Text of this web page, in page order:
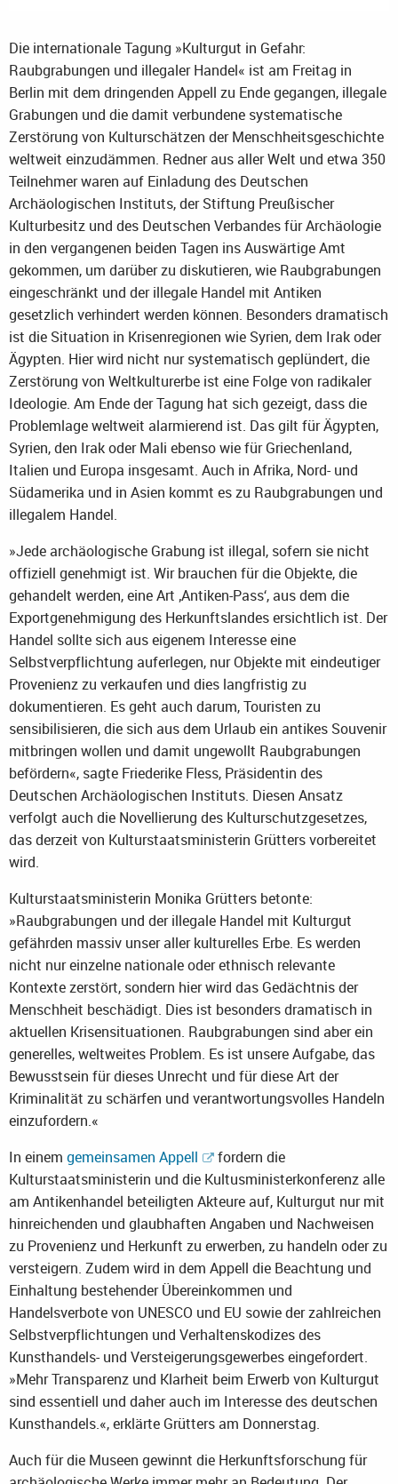
Die internationale Tagung »Kulturgut in Gefahr:
Raubgrabungen und illegaler Handel« ist am Freitag in
Berlin mit dem dringenden Appell zu Ende gegangen, illegale
Grabungen und die damit verbundene systematische
Zerstörung von Kulturschätzen der Menschheitsgeschichte
weltweit einzudämmen. Redner aus aller Welt und etwa 350
Teilnehmer waren auf Einladung des Deutschen
Archäologischen Instituts, der Stiftung Preußischer
Kulturbesitz und des Deutschen Verbandes für Archäologie
in den vergangenen beiden Tagen ins Auswärtige Amt
gekommen, um darüber zu diskutieren, wie Raubgrabungen
eingeschränkt und der illegale Handel mit Antiken
gesetzlich verhindert werden können. Besonders dramatisch
ist die Situation in Krisenregionen wie Syrien, dem Irak oder
Ägypten. Hier wird nicht nur systematisch geplündert, die
Zerstörung von Weltkulturerbe ist eine Folge von radikaler
Ideologie. Am Ende der Tagung hat sich gezeigt, dass die
Problemlage weltweit alarmierend ist. Das gilt für Ägypten,
Syrien, den Irak oder Mali ebenso wie für Griechenland,
Italien und Europa insgesamt. Auch in Afrika, Nord- und
Südamerika und in Asien kommt es zu Raubgrabungen und
illegalem Handel.
»Jede archäologische Grabung ist illegal, sofern sie nicht
offiziell genehmigt ist. Wir brauchen für die Objekte, die
gehandelt werden, eine Art ‚Antiken-Pass‘, aus dem die
Exportgenehmigung des Herkunftslandes ersichtlich ist. Der
Handel sollte sich aus eigenem Interesse eine
Selbstverpflichtung auferlegen, nur Objekte mit eindeutiger
Provenienz zu verkaufen und dies langfristig zu
dokumentieren. Es geht auch darum, Touristen zu
sensibilisieren, die sich aus dem Urlaub ein antikes Souvenir
mitbringen wollen und damit ungewollt Raubgrabungen
befördern«, sagte Friederike Fless, Präsidentin des
Deutschen Archäologischen Instituts. Diesen Ansatz
verfolgt auch die Novellierung des Kulturschutzgesetzes,
das derzeit von Kulturstaatsministerin Grütters vorbereitet
wird.
Kulturstaatsministerin Monika Grütters betonte:
»Raubgrabungen und der illegale Handel mit Kulturgut
gefährden massiv unser aller kulturelles Erbe. Es werden
nicht nur einzelne nationale oder ethnisch relevante
Kontexte zerstört, sondern hier wird das Gedächtnis der
Menschheit beschädigt. Dies ist besonders dramatisch in
aktuellen Krisensituationen. Raubgrabungen sind aber ein
generelles, weltweites Problem. Es ist unsere Aufgabe, das
Bewusstsein für dieses Unrecht und für diese Art der
Kriminalität zu schärfen und verantwortungsvolles Handeln
einzufordern.«
In einem gemeinsamen Appell
fordern die
Kulturstaatsministerin und die Kultusministerkonferenz alle
am Antikenhandel beteiligten Akteure auf, Kulturgut nur mit
hinreichenden und glaubhaften Angaben und Nachweisen
zu Provenienz und Herkunft zu erwerben, zu handeln oder zu
versteigern. Zudem wird in dem Appell die Beachtung und
Einhaltung bestehender Übereinkommen und
Handelsverbote von UNESCO und EU sowie der zahlreichen
Selbstverpflichtungen und Verhaltenskodizes des
Kunsthandels- und Versteigerungsgewerbes eingefordert.
»Mehr Transparenz und Klarheit beim Erwerb von Kulturgut
sind essentiell und daher auch im Interesse des deutschen
Kunsthandels.«, erklärte Grütters am Donnerstag.
Auch für die Museen gewinnt die Herkunftsforschung für